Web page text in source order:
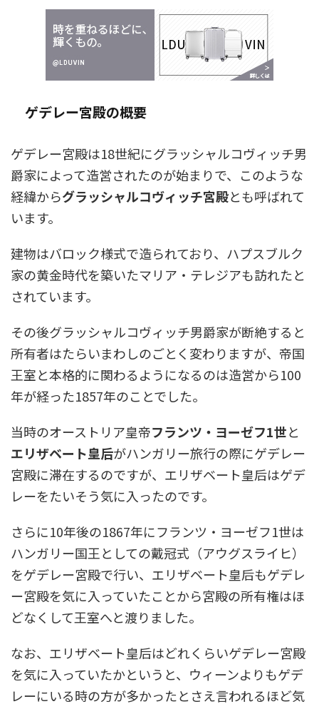
ゲデレー宮殿の概要
ゲデレー宮殿は18世紀にグラッシャルコヴィッチ男
爵家によって造営されたのが始まりで、このような
経緯からグラッシャルコヴィッチ宮殿とも呼ばれて
います。
建物はバロック様式で造られており、ハプスブルク
家の黄金時代を築いたマリア・テレジアも訪れたと
されています。
その後グラッシャルコヴィッチ男爵家が断絶すると
所有者はたらいまわしのごとく変わりますが、帝国
王室と本格的に関わるようになるのは造営から100
年が経った1857年のことでした。
当時のオーストリア皇帝フランツ・ヨーゼフ1世と
エリザベート皇后がハンガリー旅行の際にゲデレー
宮殿に滞在するのですが、エリザベート皇后はゲデ
レーをたいそう気に入ったのです。
さらに10年後の1867年にフランツ・ヨーゼフ1世は
ハンガリー国王としての戴冠式（アウグスライヒ）
をゲデレー宮殿で行い、エリザベート皇后もゲデレ
ー宮殿を気に入っていたことから宮殿の所有権はほ
どなくして王室へと渡りました。
なお、エリザベート皇后はどれくらいゲデレー宮殿
を気に入っていたかというと、ウィーンよりもゲデ
レーにいる時の方が多かったとさえ言われるほど気